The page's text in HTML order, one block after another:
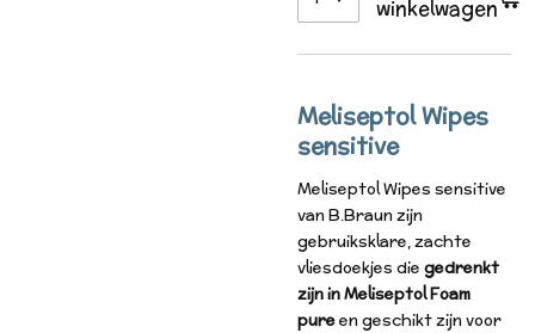
winkelwagen
Meliseptol Wipes
sensitive
Meliseptol Wipes sensitive
van B.Braun zijn
gebruiksklare, zachte
vliesdoekjes die gedrenkt
zijn in Meliseptol Foam
pureen geschikt zijn voor